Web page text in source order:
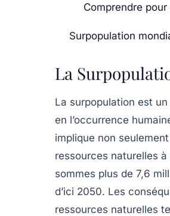
Comprendre
Surpopulation
La
La surpopulation est un
en l’occurrence
implique non
ressources naturelles à
sommes plus de 7,6
d’ici 2050. Les
ressources naturelles